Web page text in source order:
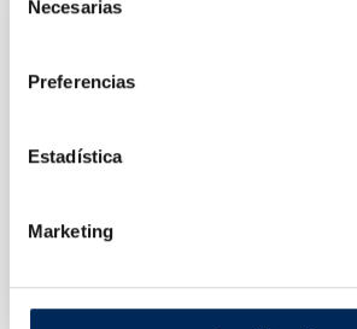
Necesarias
Preferencias
Estadística
Marketing